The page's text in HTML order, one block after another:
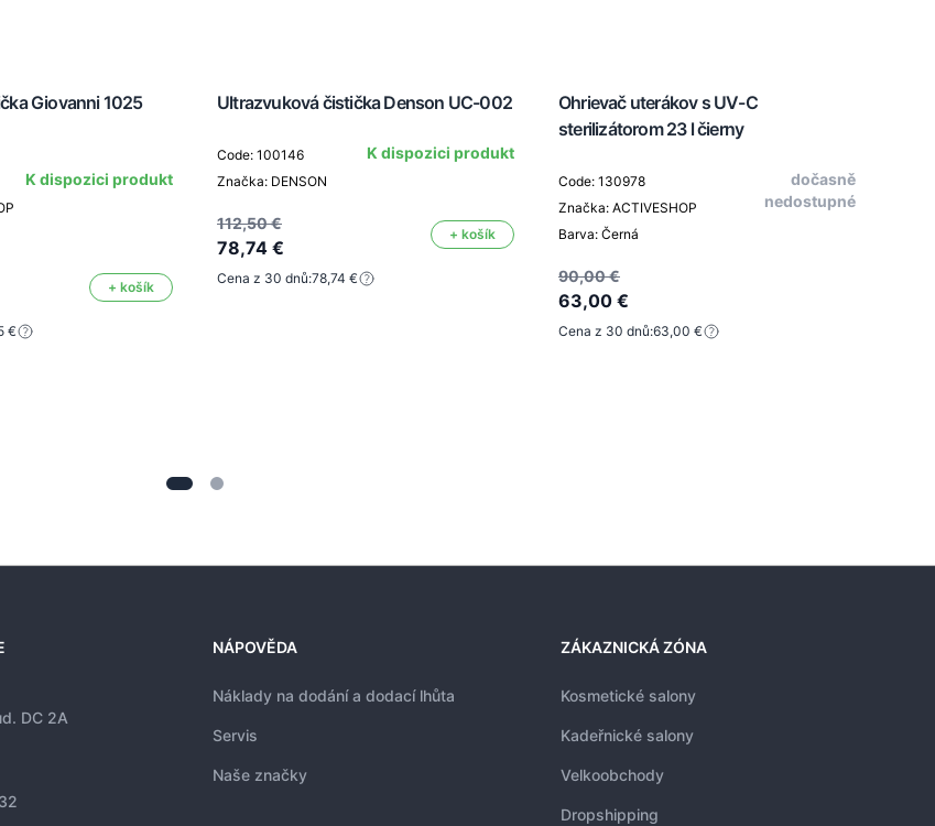
Giovanni 1025
K dispozici produkt
+ košík
€
Ultrazvuková čistička Denson UC-002
Code: 100146
Značka: DENSON
K dispozici produkt
112,50 €
78,74 €
+ košík
Cena z 30 dnů:78,74 €
Ohrievač uterákov s UV-C
sterilizátorom 23 l čierny
Code: 130978
Značka: ACTIVESHOP
Barva: Černá
dočasně
nedostupné
90,00 €
63,00 €
Cena z 30 dnů:63,00 €
DC 2A
NÁPOVĚDA
Náklady na dodání a dodací lhůta
Servis
Naše značky
ZÁKAZNICKÁ ZÓNA
Kosmetické salony
Kadeřnické salony
Velkoobchody
Dropshipping